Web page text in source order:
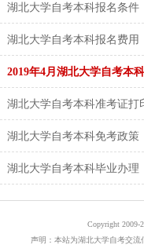
湖北大学自考本科报名条件
湖北大学自考本科报名费用
2019年4月湖北大学自考本
湖北大学自考本科准考证打
湖北大学自考本科免考政策
湖北大学自考本科毕业办理
Copyright 2009-
声明：本站为湖北大学自考交